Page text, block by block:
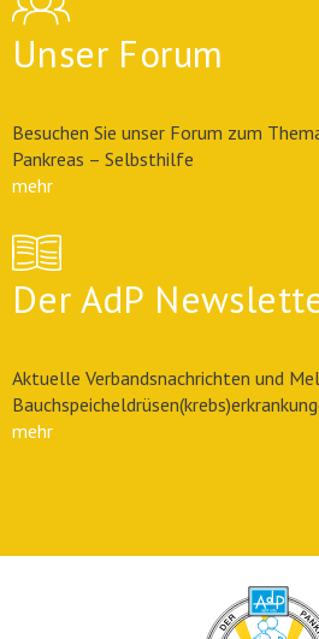
Unser Forum
Besuchen Sie unser Forum zum
Pankreas – Selbsthilfe
mehr
Der AdP
Aktuelle Verbandsnachrichten und
mehr